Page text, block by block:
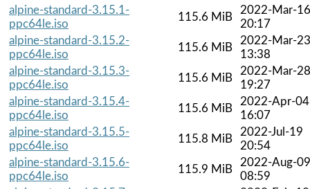
alpine-standard-3.15.1-
ppc64le.iso
115.6 MiB
2022-Mar-16
20:17
alpine-standard-3.15.2-
ppc64le.iso
115.6 MiB
2022-Mar-23
13:38
alpine-standard-3.15.3-
ppc64le.iso
115.6 MiB
2022-Mar-28
19:27
alpine-standard-3.15.4-
ppc64le.iso
115.6 MiB
2022-Apr-04
16:07
alpine-standard-3.15.5-
ppc64le.iso
115.8 MiB
2022-Jul-19
20:54
alpine-standard-3.15.6-
ppc64le.iso
115.9 MiB
2022-Aug-09
08:59